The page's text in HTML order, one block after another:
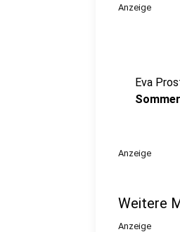
Anzeige
Eva
Anzeige
Weitere
Anzeige